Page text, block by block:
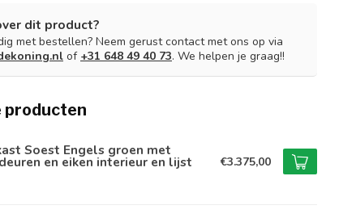
dit product?
met bestellen? Neem gerust contact met ons op via
of +31 648 49 40 73. We helpen je graag!!
producten
Soest Engels groen met
en eiken interieur en lijst €3.375,00